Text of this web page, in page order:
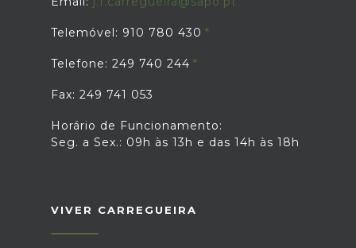
Telemóvel: 910 780 430
Telefone: 249 740 244
Fax: 249 741 053
Horário de Funcionamento:
Seg. a Sex.: 09h às 13h e das 14h às 18h
VIVER CARREGUEIRA